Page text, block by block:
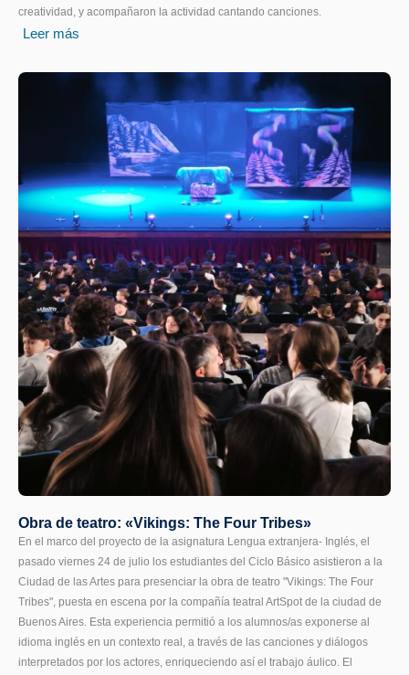
creatividad, y acompañaron la actividad cantando canciones.
Leer más
Obra de teatro: «Vikings: The Four Tribes»
En el marco del proyecto de la asignatura Lengua extranjera- Inglés, el
pasado viernes 24 de julio los estudiantes del Ciclo Básico asistieron a la
Ciudad de las Artes para presenciar la obra de teatro "Vikings: The Four
Tribes", puesta en escena por la compañía teatral ArtSpot de la ciudad de
Buenos Aires. Esta experiencia permitió a los alumnos/as exponerse al
idioma inglés en un contexto real, a través de las canciones y diálogos
interpretados por los actores, enriqueciendo así el trabajo áulico. El